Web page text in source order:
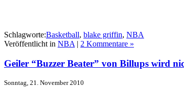
Schlagworte:Basketball, blake griffin, NBA
Veröffentlicht in NBA | 2 Kommentare »
Geiler “Buzzer Beater” von Billups wird
Sonntag, 21. November 2010